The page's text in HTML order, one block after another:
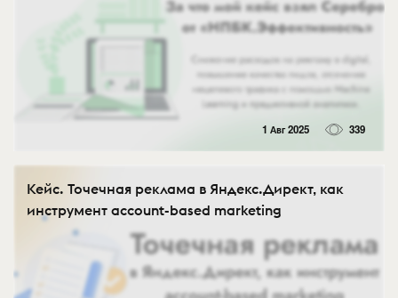
1 Авг 2025 339
Кейс. Точечная реклама в Яндекс.Директ, как
инструмент account-based marketing